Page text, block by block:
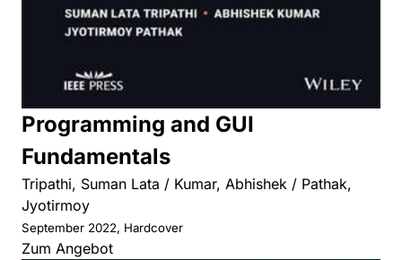
Programming and GUI
Fundamentals
Tripathi, Suman Lata / Kumar, Abhishek / Pathak,
Jyotirmoy
September 2022, Hardcover
Zum Angebot